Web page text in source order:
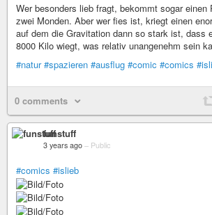
Wer besonders lieb fragt, bekommt sogar einen
zwei Monden. Aber wer fies ist, kriegt einen
auf dem die Gravitation dann so stark ist, dass
8000 Kilo wiegt, was relativ unangenehm sein
#natur #spazieren #ausflug #comic #comics
0 comments
funstuff
3 years ago – Public
#comics #islieb